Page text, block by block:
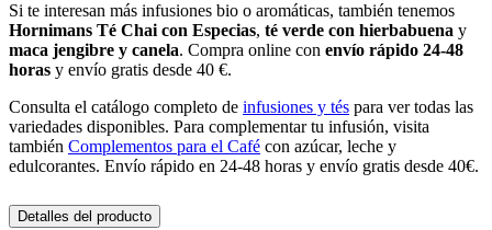
Si te interesan más infusiones bio o aromáticas, también tenemos
Hornimans Té Chai con Especias, té verde con hierbabuena y
maca jengibre y canela. Compra online con envío rápido 24-48
horas y envío gratis desde 40 €.
Consulta el catálogo completo de infusiones y tés para ver todas las
variedades disponibles. Para complementar tu infusión, visita
también Complementos para el Café con azúcar, leche y
edulcorantes. Envío rápido en 24-48 horas y envío gratis desde 40€.
Detalles del producto